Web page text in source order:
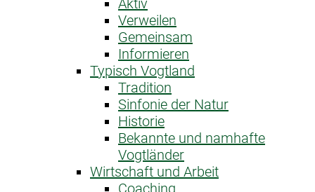
Aktiv
Verweilen
Gemeinsam
Informieren
Typisch Vogtland
Tradition
Sinfonie der Natur
Historie
Bekannte und namhafte
Vogtländer
Wirtschaft und Arbeit
Coaching